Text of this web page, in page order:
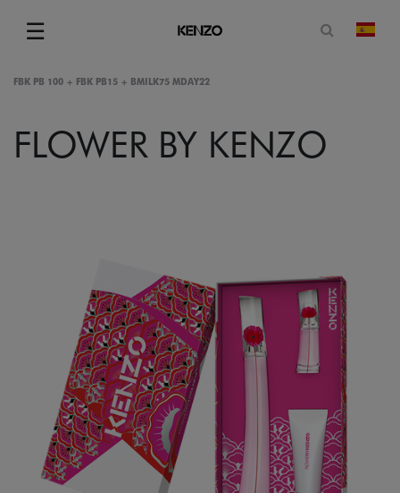
☰
Menu
Abrir
FBK PB 100 + FBK PB15 + BMILK75 MDAY22
FLOWER BY KENZO